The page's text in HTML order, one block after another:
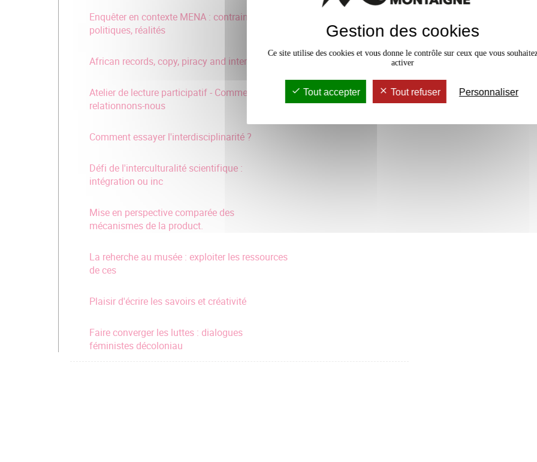
Enquêter en contexte MENA : contraintes
politiques, réalités
African records, copy, piracy and intertextuality
Atelier de lecture participatif - Comment
relationnons-nous
Comment essayer l'interdisciplinarité ?
Défi de l'interculturalité scientifique :
intégration ou inc
Mise en perspective comparée des
mécanismes de la product.
La reherche au musée : exploiter les ressources
de ces
Plaisir d'écrire les savoirs et créativité
Faire converger les luttes : dialogues
féministes décoloniau
Gestion des cookies
Ce site utilise des cookies et vous donne le contrôle sur ceux que vous
activer
Tout accepter Tout refuser Personnaliser